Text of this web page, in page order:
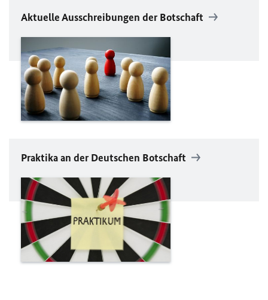
Aktuelle Ausschreibungen der Botschaft
Praktika an der Deutschen Botschaft